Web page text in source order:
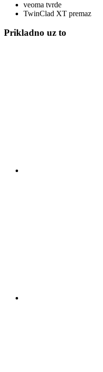
veoma tvrde
TwinClad XT premaz
Prikladno uz to